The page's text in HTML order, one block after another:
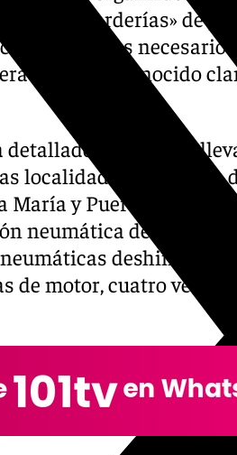
como «guarderías» de
y víveres
por un conocido
que se han
localidades gaditanas
María y Puerto Real,
neumática de cuatro
de motor, cuatro